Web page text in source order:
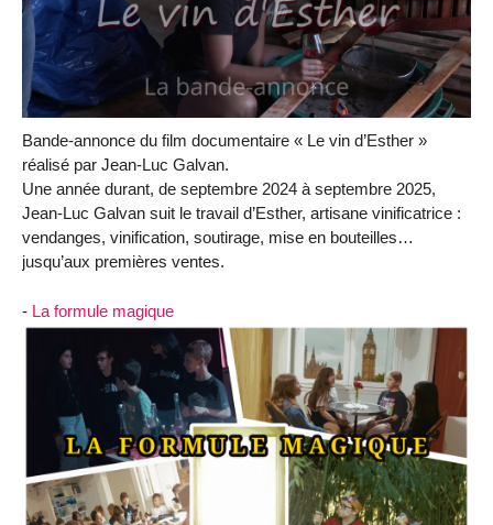
Bande-annonce du film documentaire « Le vin d’Esther »
réalisé par Jean-Luc Galvan.
Une année durant, de septembre 2024 à septembre 2025,
Jean-Luc Galvan suit le travail d’Esther, artisane vinificatrice :
vendanges, vinification, soutirage, mise en bouteilles…
jusqu’aux premières ventes.
- La formule magique